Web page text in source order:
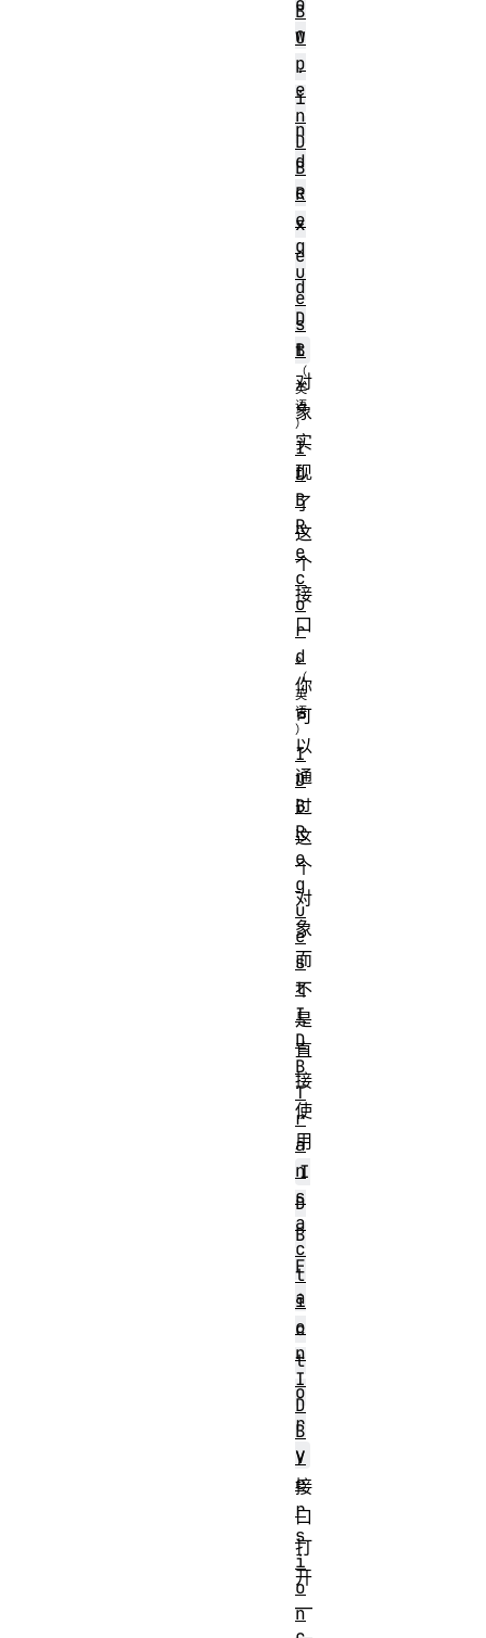
w
.
i
n
d
e
x
e
d
D
B
对
象
实
现
了
这
个
接
口
。
你
可
以
通
过
这
个
对
象
而
不
是
直
接
使
用
I
D
B
F
a
c
t
o
r
y
接
口
打
开
—
B
O
p
e
n
D
B
R
e
q
u
e
s
t
I
D
B
R
e
c
o
r
d
I
D
B
R
e
q
u
e
s
t
I
D
B
T
r
a
n
s
a
c
t
i
o
n
I
D
B
V
e
r
s
i
o
n